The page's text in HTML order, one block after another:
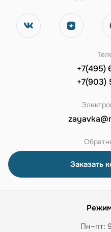
+7(495)
+7(903)
Заказать
Пн–пт: